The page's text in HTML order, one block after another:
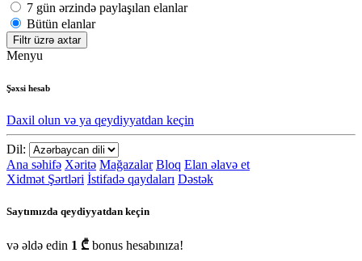
7 gün ərzində paylaşılan elanlar
Bütün elanlar
Filtr üzrə axtar
Menyu
Şəxsi hesab
Daxil olun və ya qeydiyyatdan keçin
Dil:
Ana səhifə Xəritə Mağazalar Bloq Elan əlavə et
Xidmət Şərtləri İstifadə qaydaları Dəstək
Saytımızda qeydiyyatdan keçin
və əldə edin 1 ₾ bonus hesabınıza!